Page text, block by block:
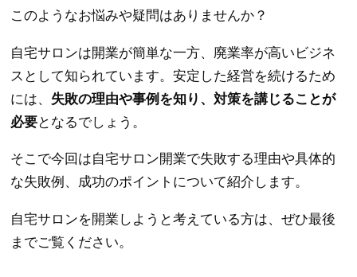
このようなお悩みや疑問はありませんか？
自宅サロンは開業が簡単な一方、廃業率が高いビジネ
スとして知られています。安定した経営を続けるため
には、 失敗の理由や事例を知り、対策を講じることが
必要となるでしょう。
そこで今回は自宅サロン開業で失敗する理由や具体的
な失敗例、成功のポイントについて紹介します。
自宅サロンを開業しようと考えている方は、ぜひ最後
までご覧ください。